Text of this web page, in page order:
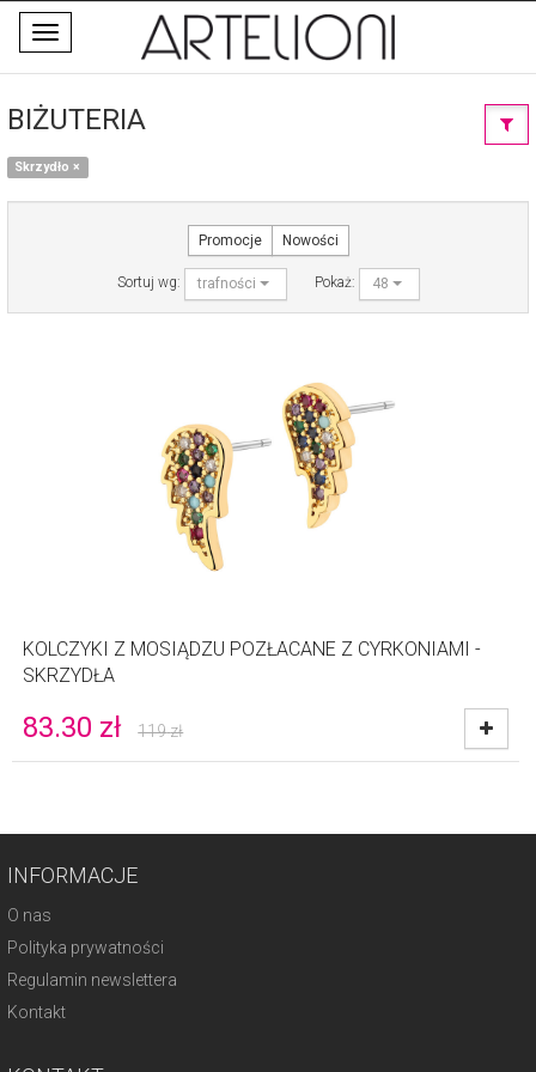
Toggle
navigation
BIŻUTERIA
Skrzydło×
Promocje Nowości
Sortuj wg: trafności Pokaż: 48
KOLCZYKI Z MOSIĄDZU POZŁACANE Z CYRKONIAMI -
SKRZYDŁA
83.30 zł 119zł
INFORMACJE
O nas
Polityka prywatności
Regulamin newslettera
Kontakt